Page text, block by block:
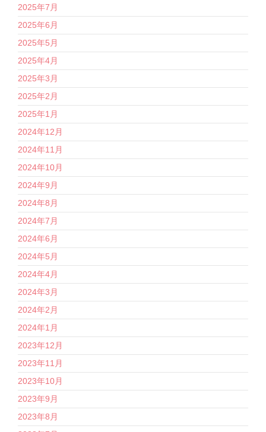
2025年7月
2025年6月
2025年5月
2025年4月
2025年3月
2025年2月
2025年1月
2024年12月
2024年11月
2024年10月
2024年9月
2024年8月
2024年7月
2024年6月
2024年5月
2024年4月
2024年3月
2024年2月
2024年1月
2023年12月
2023年11月
2023年10月
2023年9月
2023年8月